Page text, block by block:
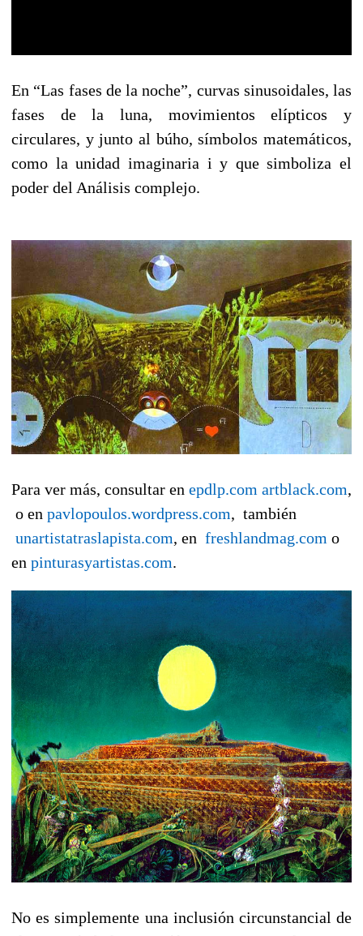
En “Las fases de la noche”, curvas sinusoidales, las
fases de la luna, movimientos elípticos y
circulares, y junto al búho, símbolos matemáticos,
como la unidad imaginaria i y que simboliza el
poder del Análisis complejo.
Para ver más, consultar en epdlp.com artblack.com,
o en pavlopoulos.wordpress.com, también
unartistatraslapista.com, en freshlandmag.com o
en pinturasyartistas.com.
No es simplemente una inclusión circunstancial de